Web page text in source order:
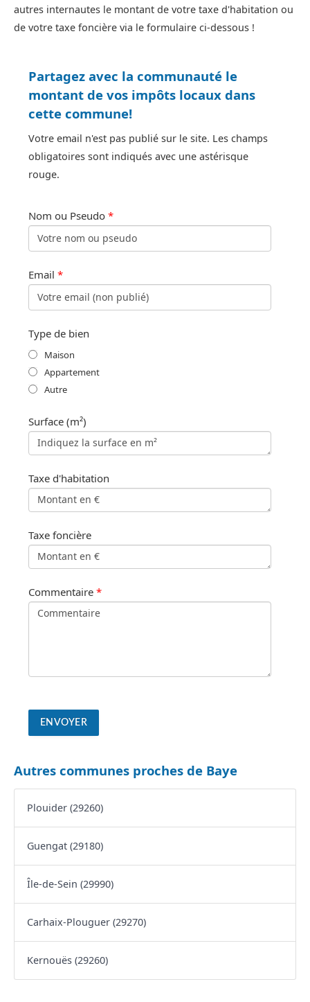
autres internautes le montant de votre taxe d'habitation ou
de votre taxe foncière via le formulaire ci-dessous !
Partagez avec la communauté le
montant de vos impôts locaux dans
cette commune!
Votre email n'est pas publié sur le site. Les champs
obligatoires sont indiqués avec une astérisque
rouge.
Nom ou Pseudo *
Email *
Type de bien
Maison
Appartement
Autre
Surface (m²)
Taxe d'habitation
Taxe foncière
Commentaire *
Autres communes proches de Baye
Plouider (29260)
Guengat (29180)
Île-de-Sein (29990)
Carhaix-Plouguer (29270)
Kernouës (29260)